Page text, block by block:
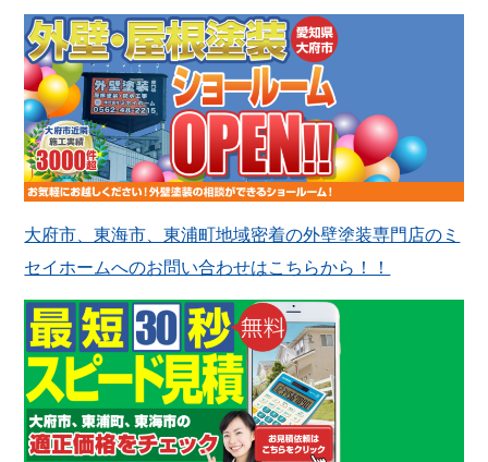
大府市、東海市、東浦町地域密着の外壁塗装専門店のミ
セイホームへのお問い合わせはこちらから！！